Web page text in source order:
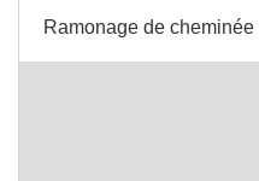
Ramonage de